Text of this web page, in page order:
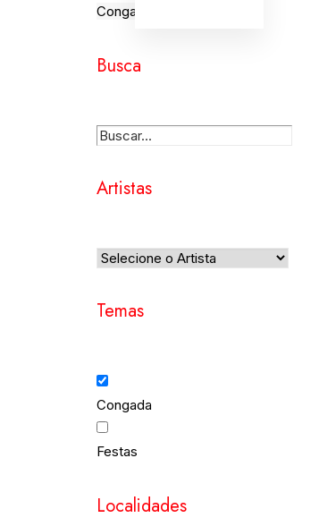
Congada
Busca
Artistas
Temas
Congada
Festas
Localidades